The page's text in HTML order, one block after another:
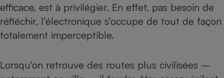
efficace, est à privilégier. En effet, pas besoin de
réfléchir, l’électronique s’occupe de tout de façon
totalement imperceptible.
Lorsqu’on retrouve des routes plus civilisées –